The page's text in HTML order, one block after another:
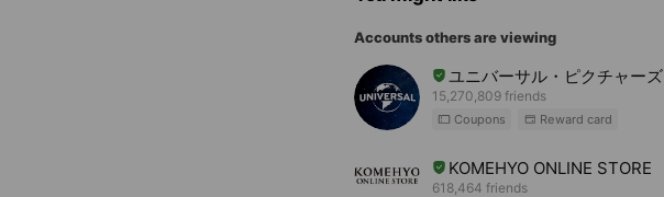
Accounts others are viewing
ユニバーサル・ピクチャーズ
15,270,809 friends
Coupons Reward card
KOMEHYO ONLINE STORE
618,464 friends